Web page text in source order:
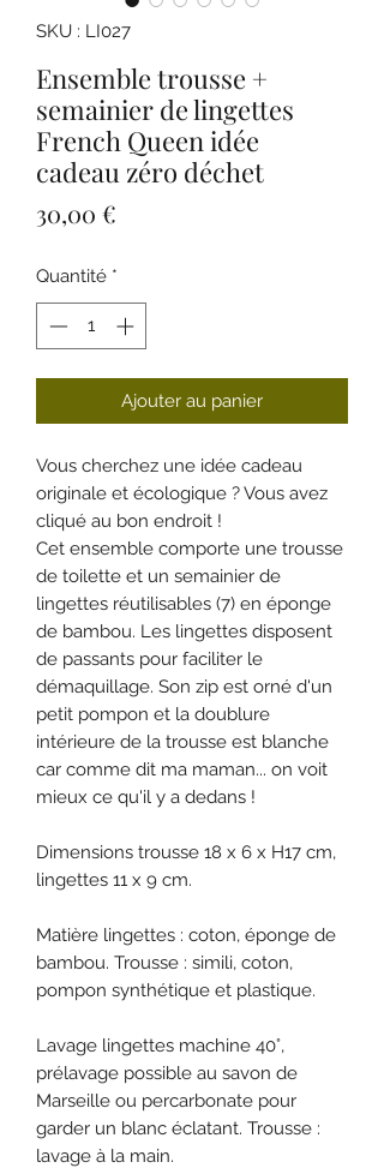
SKU : LI027
Ensemble trousse +
semainier de lingettes
French Queen idée
cadeau zéro déchet
30,00 €
Quantité *
Ajouter au panier
Vous cherchez une idée cadeau
originale et écologique ? Vous avez
cliqué au bon endroit !
Cet ensemble comporte une trousse
de toilette et un semainier de
lingettes réutilisables (7) en éponge
de bambou. Les lingettes disposent
de passants pour faciliter le
démaquillage. Son zip est orné d'un
petit pompon et la doublure
intérieure de la trousse est blanche
car comme dit ma maman... on voit
mieux ce qu'il y a dedans !
Dimensions trousse 18 x 6 x H17 cm,
lingettes 11 x 9 cm.
Matière lingettes : coton, éponge de
bambou. Trousse : simili, coton,
pompon synthétique et plastique.
Lavage lingettes machine 40°,
prélavage possible au savon de
Marseille ou percarbonate pour
garder un blanc éclatant. Trousse :
lavage à la main.